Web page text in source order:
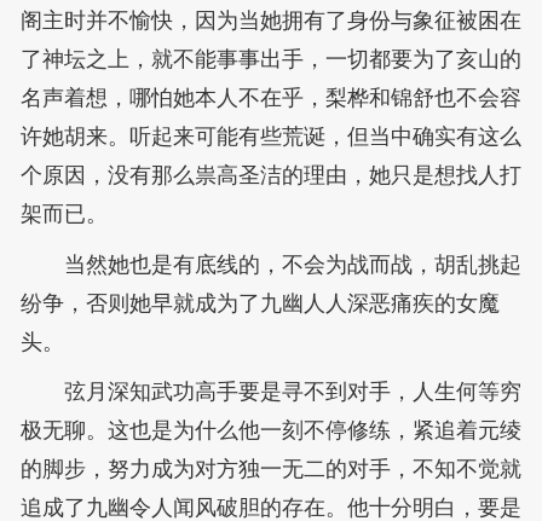
阁主时并不愉快，因为当她拥有了身份与象征被困在
了神坛之上，就不能事事出手，一切都要为了亥山的
名声着想，哪怕她本人不在乎，梨桦和锦舒也不会容
许她胡来。听起来可能有些荒诞，但当中确实有这么
个原因，没有那么祟高圣洁的理由，她只是想找人打
架而已。
当然她也是有底线的，不会为战而战，胡乱挑起
纷争，否则她早就成为了九幽人人深恶痛疾的女魔
头。
弦月深知武功高手要是寻不到对手，人生何等穷
极无聊。这也是为什么他一刻不停修练，紧追着元绫
的脚步，努力成为对方独一无二的对手，不知不觉就
追成了九幽令人闻风破胆的存在。他十分明白，要是